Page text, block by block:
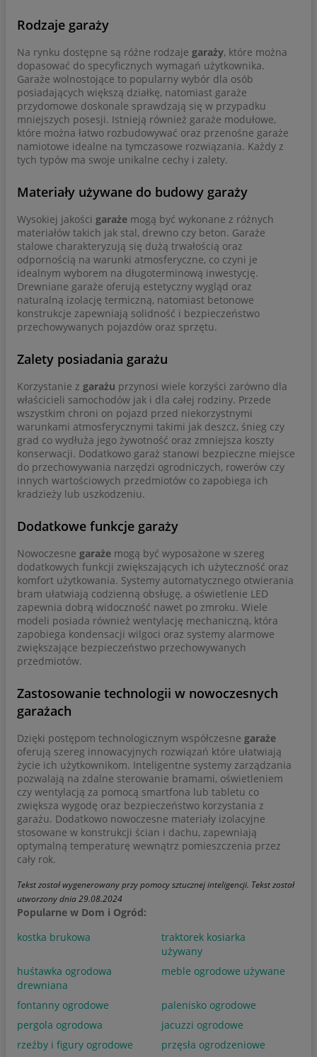
Rodzaje garaży
Na rynku dostępne są różne rodzaje garaży, które można
dopasować do specyficznych wymagań użytkownika.
Garaże wolnostojące to popularny wybór dla osób
posiadających większą działkę, natomiast garaże
przydomowe doskonale sprawdzają się w przypadku
mniejszych posesji. Istnieją również garaże modułowe,
które można łatwo rozbudowywać oraz przenośne garaże
namiotowe idealne na tymczasowe rozwiązania. Każdy z
tych typów ma swoje unikalne cechy i zalety.
Materiały używane do budowy garaży
Wysokiej jakości garaże mogą być wykonane z różnych
materiałów takich jak stal, drewno czy beton. Garaże
stalowe charakteryzują się dużą trwałością oraz
odpornością na warunki atmosferyczne, co czyni je
idealnym wyborem na długoterminową inwestycję.
Drewniane garaże oferują estetyczny wygląd oraz
naturalną izolację termiczną, natomiast betonowe
konstrukcje zapewniają solidność i bezpieczeństwo
przechowywanych pojazdów oraz sprzętu.
Zalety posiadania garażu
Korzystanie z garażu przynosi wiele korzyści zarówno dla
właścicieli samochodów jak i dla całej rodziny. Przede
wszystkim chroni on pojazd przed niekorzystnymi
warunkami atmosferycznymi takimi jak deszcz, śnieg czy
grad co wydłuża jego żywotność oraz zmniejsza koszty
konserwacji. Dodatkowo garaż stanowi bezpieczne miejsce
do przechowywania narzędzi ogrodniczych, rowerów czy
innych wartościowych przedmiotów co zapobiega ich
kradzieży lub uszkodzeniu.
Dodatkowe funkcje garaży
Nowoczesne garaże mogą być wyposażone w szereg
dodatkowych funkcji zwiększających ich użyteczność oraz
komfort użytkowania. Systemy automatycznego otwierania
bram ułatwiają codzienną obsługę, a oświetlenie LED
zapewnia dobrą widoczność nawet po zmroku. Wiele
modeli posiada również wentylację mechaniczną, która
zapobiega kondensacji wilgoci oraz systemy alarmowe
zwiększające bezpieczeństwo przechowywanych
przedmiotów.
Zastosowanie technologii w nowoczesnych
garażach
Dzięki postępom technologicznym współczesne garaże
oferują szereg innowacyjnych rozwiązań które ułatwiają
życie ich użytkownikom. Inteligentne systemy zarządzania
pozwalają na zdalne sterowanie bramami, oświetleniem
czy wentylacją za pomocą smartfona lub tabletu co
zwiększa wygodę oraz bezpieczeństwo korzystania z
garażu. Dodatkowo nowoczesne materiały izolacyjne
stosowane w konstrukcji ścian i dachu, zapewniają
optymalną temperaturę wewnątrz pomieszczenia przez
cały rok.
Tekst został wygenerowany przy pomocy sztucznej inteligencji. Tekst został
utworzony dnia 29.08.2024
Popularne w Dom i Ogród:
kostka brukowa
traktorek kosiarka
używany
huśtawka ogrodowa
drewniana
meble ogrodowe używane
fontanny ogrodowe
palenisko ogrodowe
pergola ogrodowa
jacuzzi ogrodowe
rzeźby i figury ogrodowe
przęsła ogrodzeniowe